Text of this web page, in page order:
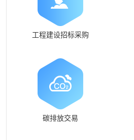
工程建设招标采购
碳排放交易